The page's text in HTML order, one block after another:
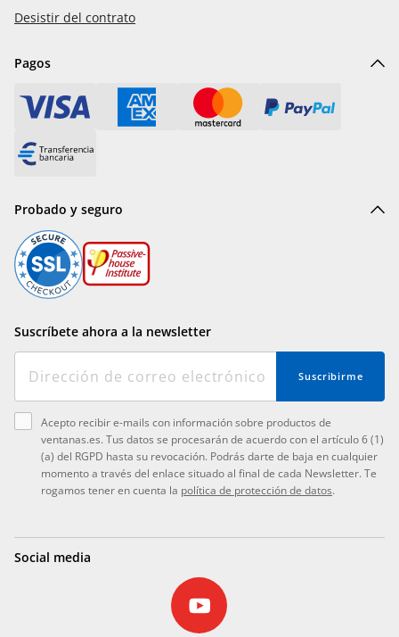
Desistir del contrato
Pagos
Probado y seguro
Suscríbete ahora a la newsletter
Suscribirme
Acepto recibir e-mails con información sobre productos de
ventanas.es. Tus datos se procesarán de acuerdo con el artículo 6 (1)
(a) del RGPD hasta su revocación. Podrás darte de baja en cualquier
momento a través del enlace situado al final de cada Newsletter. Te
rogamos tener en cuenta la política de protección de datos.
Social media